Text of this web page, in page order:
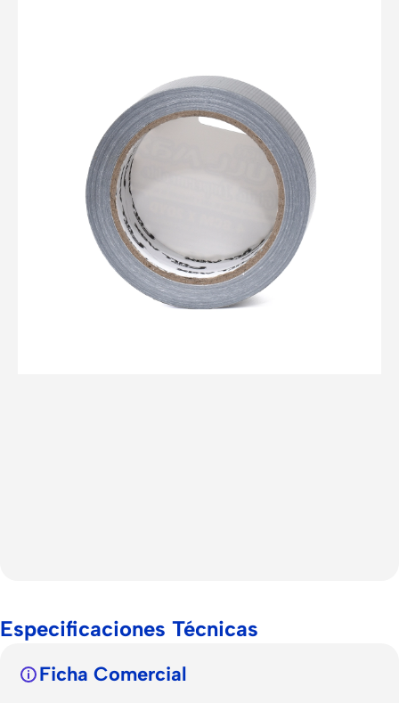
Especificaciones Técnicas
Ficha Comercial